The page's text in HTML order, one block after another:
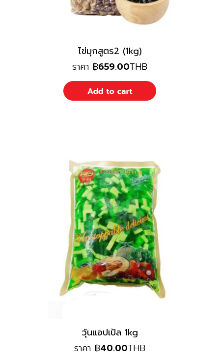
ไข่มุกสูตร2 (1kg)
ราคา ฿659.00THB
วุ้นแอปเป้ล 1kg
ราคา ฿40.00THB